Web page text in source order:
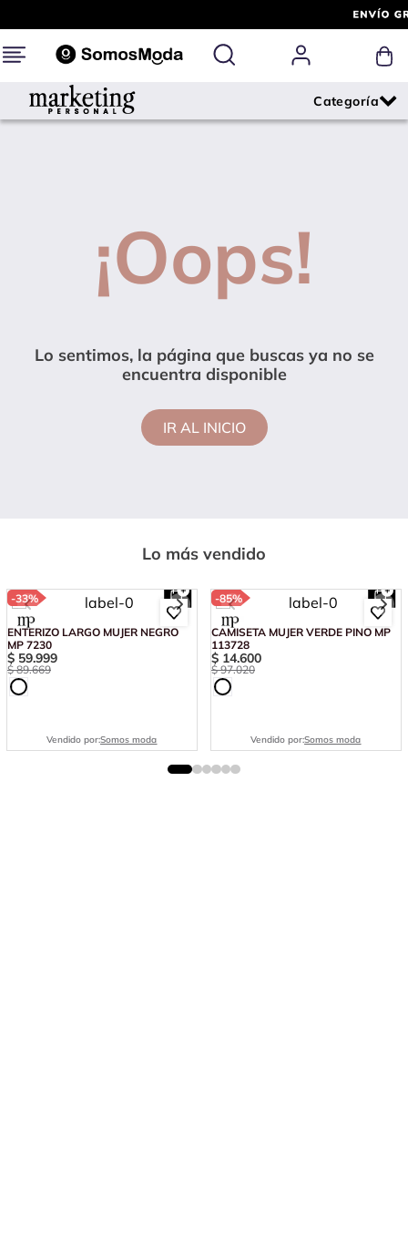
¡Oops!
Lo sentimos, la página que buscas ya no se
encuentra disponible
IR AL INICIO
Lo más vendido
-33%
ENTERIZO LARGO MUJER NEGRO
MP 7230
$ 59.999
$ 89.669
Vendido por:Somos moda
-85%
CAMISETA MUJER VERDE PINO MP
113728
$ 14.600
$ 97.020
Vendido por:Somos moda